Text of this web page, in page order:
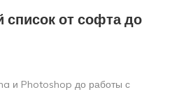
список от софта до
и Photoshop до работы с